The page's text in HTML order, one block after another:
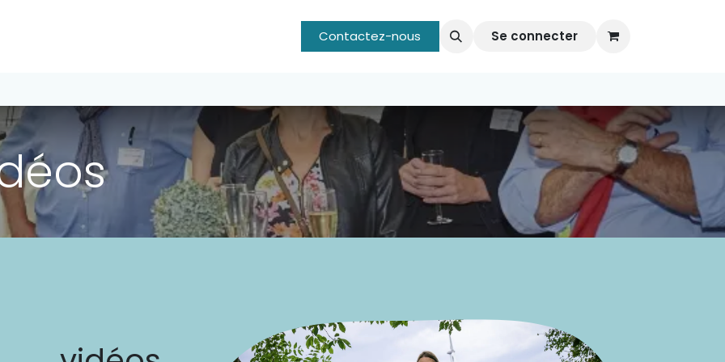
Nous créons vos événements Vos Evénements organisés par
Contactez-nous Se connecter